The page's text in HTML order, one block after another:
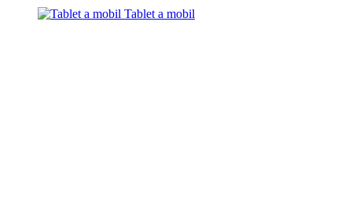
Tablet a mobil